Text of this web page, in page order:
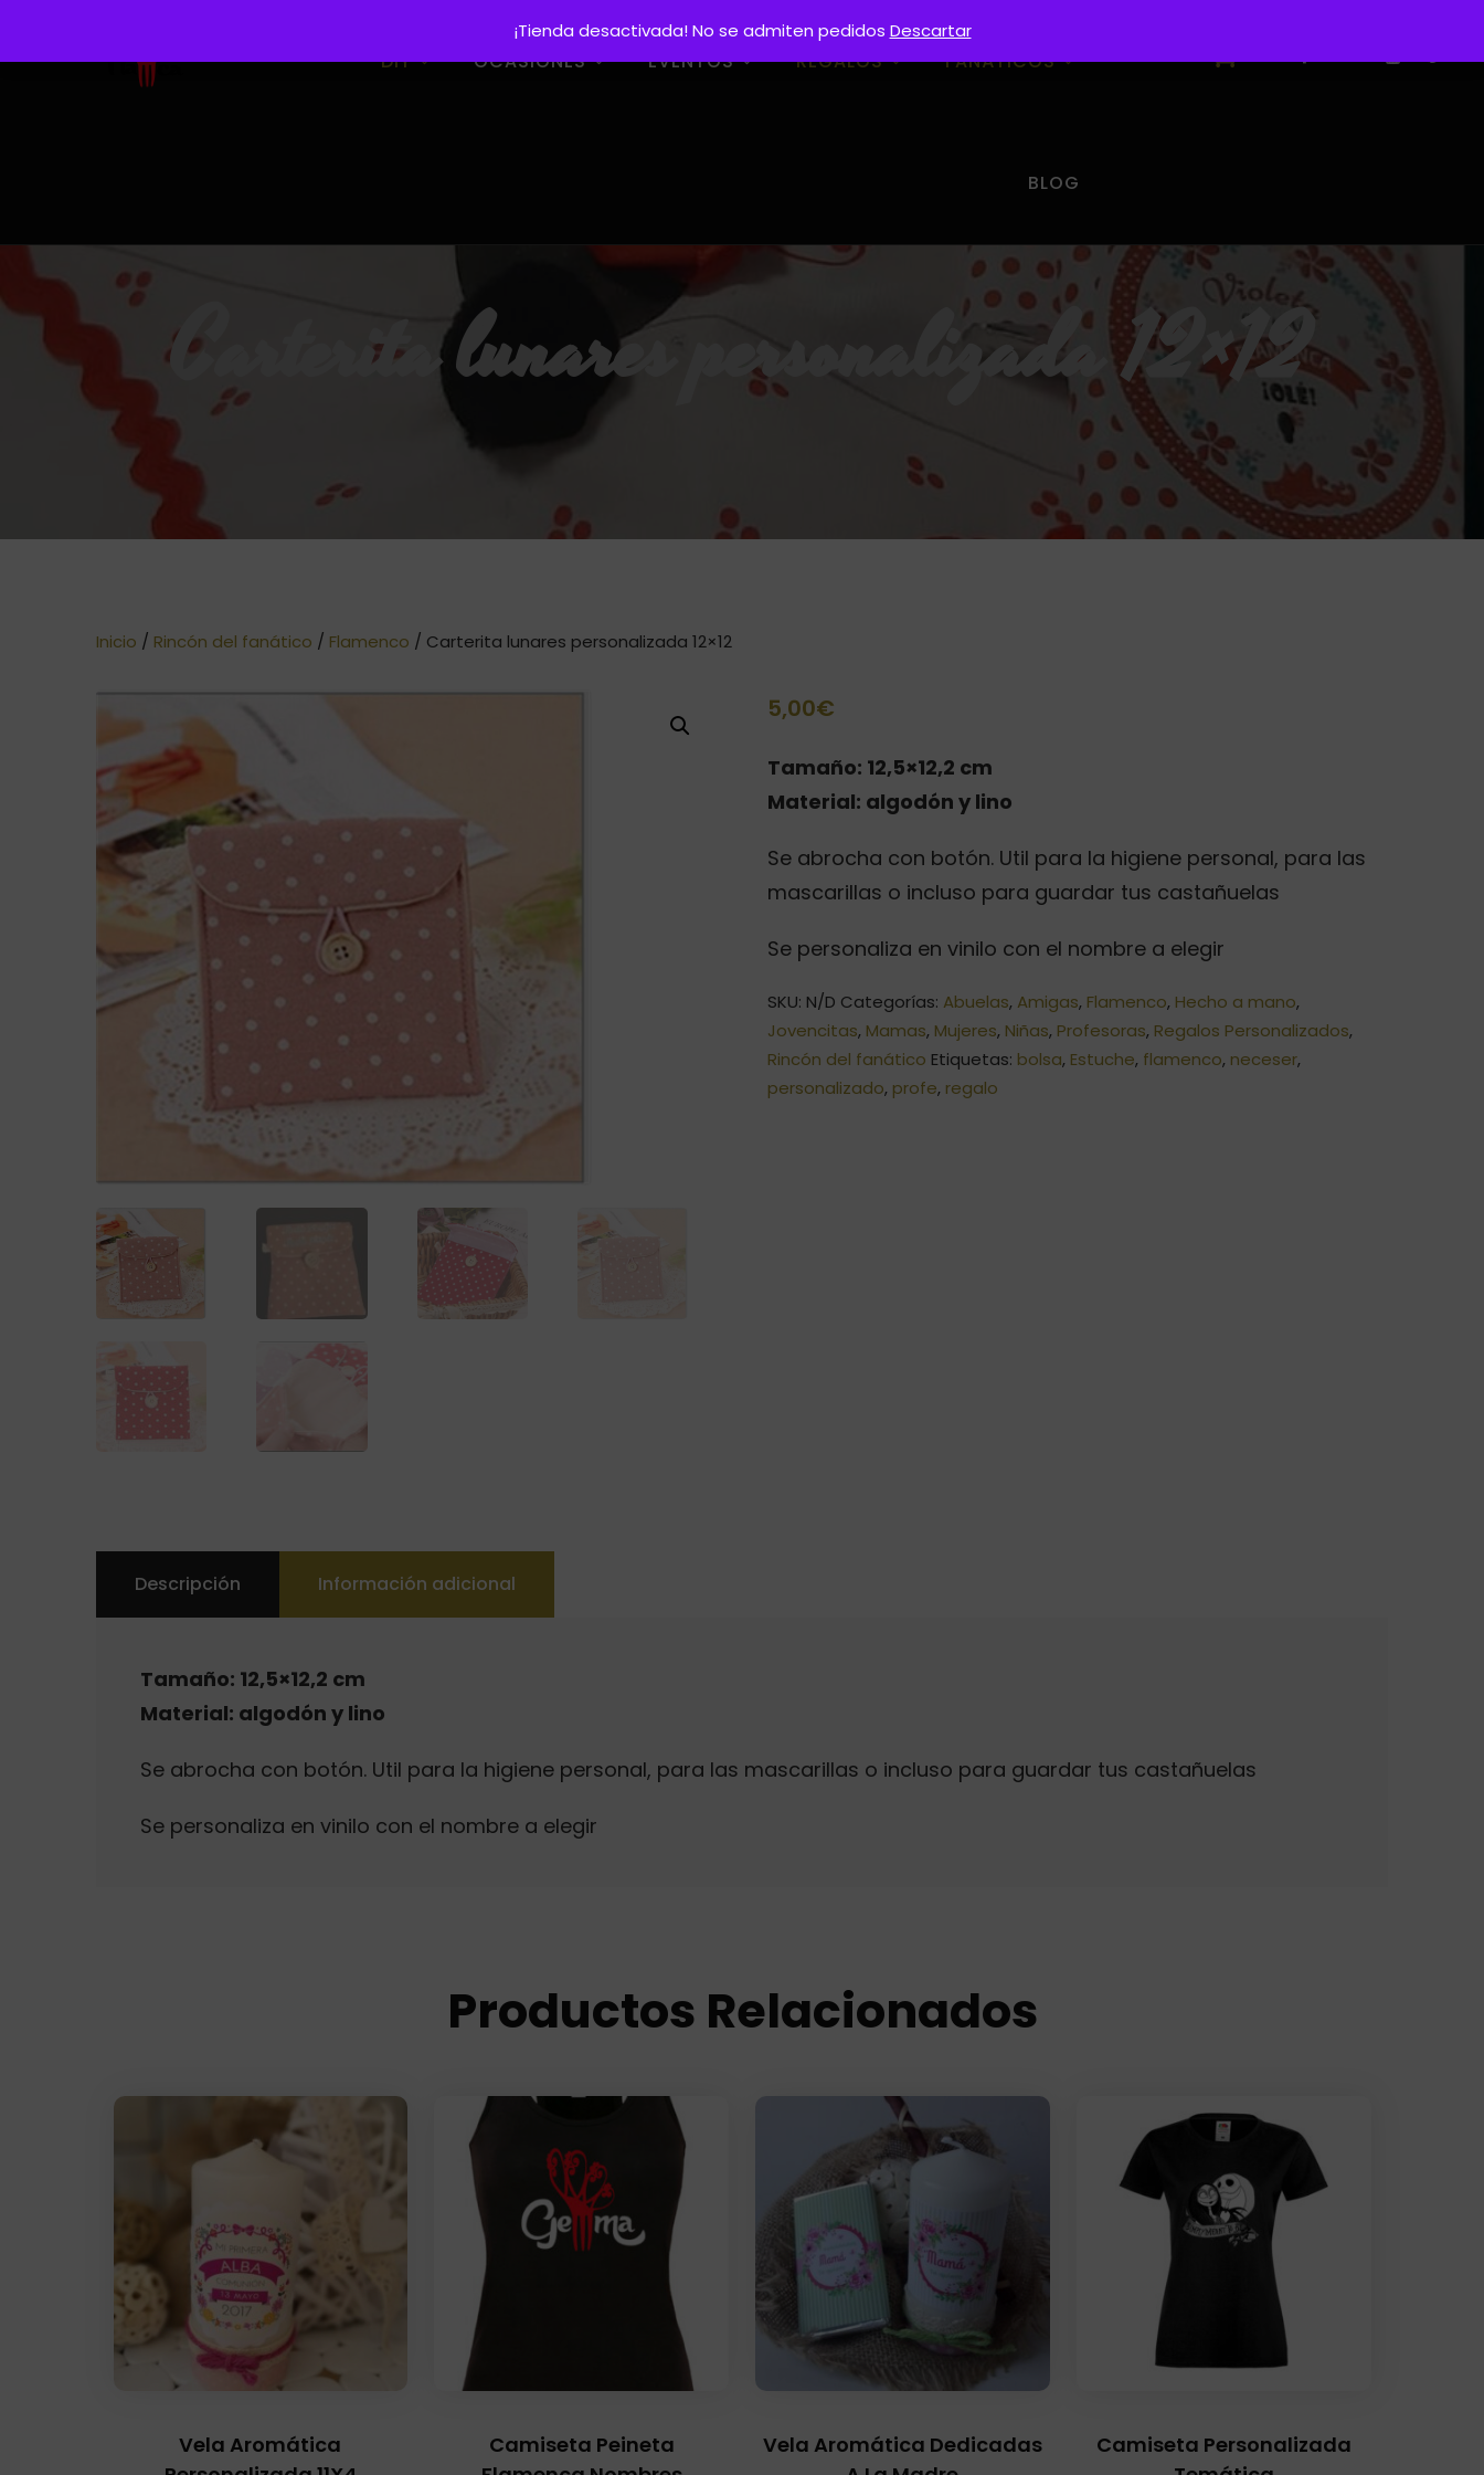
DIY OCASIONES EVENTOS REGALOS FANÁTICOS
BLOG
Carterita lunares personalizada 12×12
Inicio / Rincón del fanático / Flamenco / Carterita lunares personalizada 12×12
5,00€
Tamaño: 12,5×12,2 cm
Material: algodón y lino
Se abrocha con botón. Util para la higiene personal, para las
mascarillas o incluso para guardar tus castañuelas
Se personaliza en vinilo con el nombre a elegir
SKU: N/D Categorías: Abuelas, Amigas, Flamenco, Hecho a mano,
Jovencitas, Mamas, Mujeres, Niñas, Profesoras, Regalos Personalizados,
Rincón del fanático Etiquetas: bolsa, Estuche, flamenco, neceser,
personalizado, profe, regalo
Descripción Información adicional
Tamaño: 12,5×12,2 cm
Material: algodón y lino
Se abrocha con botón. Util para la higiene personal, para las mascarillas o incluso para guardar tus castañuelas
Se personaliza en vinilo con el nombre a elegir
Productos Relacionados
Vela Aromática
Camiseta Peineta
Vela Aromática Dedicadas
Camiseta Personalizada
¡Tienda desactivada! No se admiten pedidos Descartar